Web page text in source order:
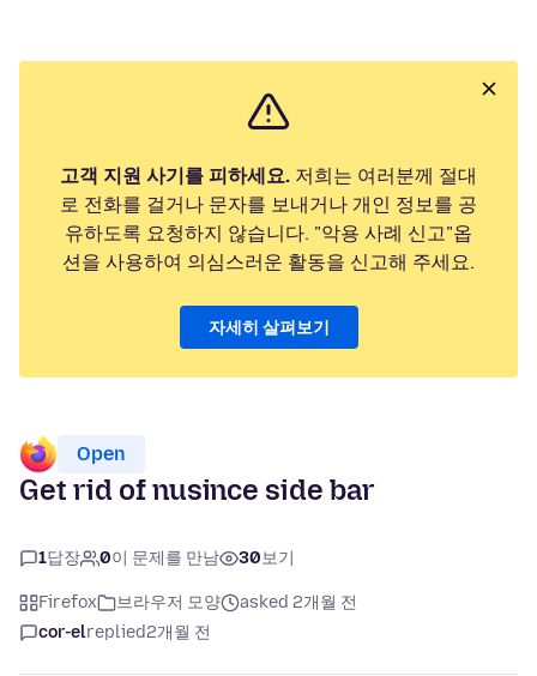
고객 지원 사기를 피하세요. 저희는 여러분께 절대
로 전화를 걸거나 문자를 보내거나 개인 정보를 공
유하도록 요청하지 않습니다. "악용 사례 신고"옵
션을 사용하여 의심스러운 활동을 신고해 주세요.
자세히 살펴보기
Open
Get rid of nusince side bar
1답장 0이 문제를 만남 30보기
Firefox 브라우저 모양
asked 2개월 전
cor-elreplied2개월 전